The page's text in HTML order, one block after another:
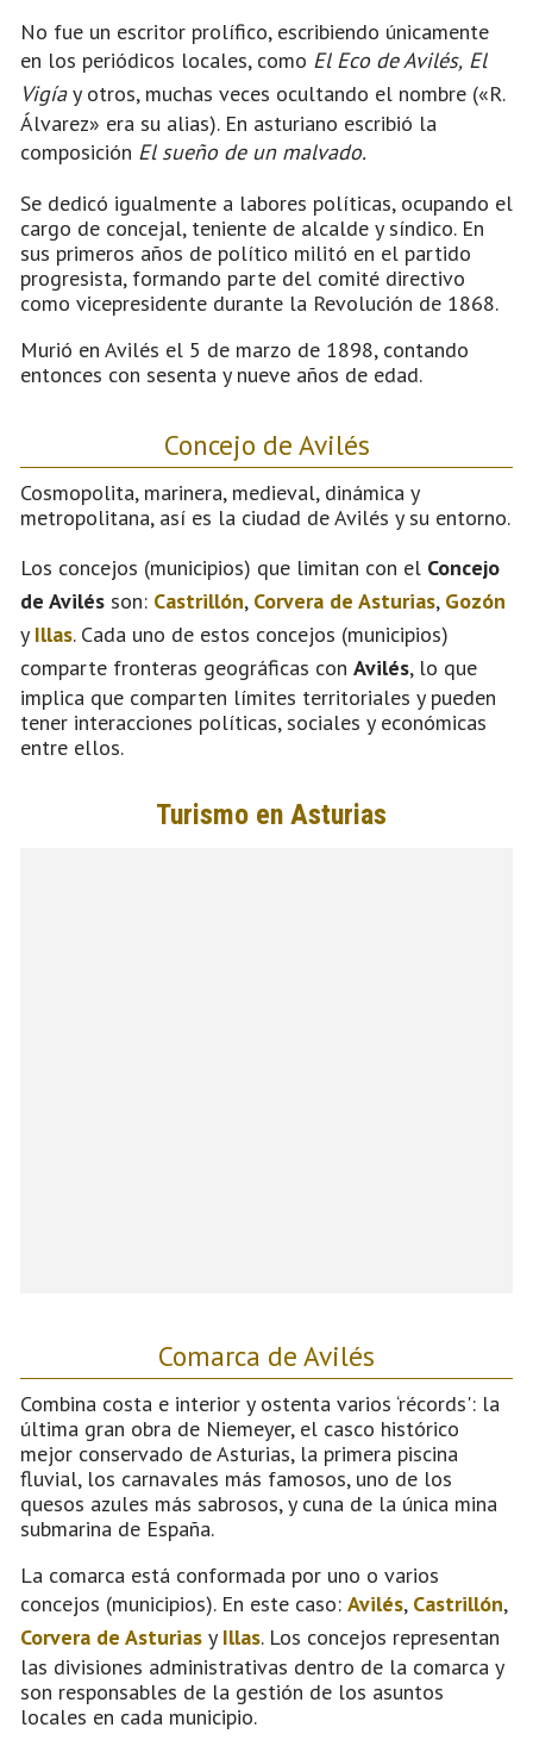
No fue un escritor prolífico, escribiendo únicamente
en los periódicos locales, como El Eco de Avilés, El
Vigíay otros, muchas veces ocultando el nombre («R.
Álvarez» era su alias). En asturiano escribió la
composición El sueño de un malvado.
Se dedicó igualmente a labores políticas, ocupando el
cargo de concejal, teniente de alcalde y síndico. En
sus primeros años de político militó en el partido
progresista, formando parte del comité directivo
como vicepresidente durante la Revolución de 1868.
Murió en Avilés el 5 de marzo de 1898, contando
entonces con sesenta y nueve años de edad.
Concejo de Avilés
Cosmopolita, marinera, medieval, dinámica y
metropolitana, así es la ciudad de Avilés y su entorno.
Los concejos (municipios) que limitan con el Concejo
de Avilés son: Castrillón, Corvera de Asturias, Gozón
y Illas. Cada uno de estos concejos (municipios)
comparte fronteras geográficas con Avilés, lo que
implica que comparten límites territoriales y pueden
tener interacciones políticas, sociales y económicas
entre ellos.
Comarca de Avilés
Combina costa e interior y ostenta varios ‘récords': la
última gran obra de Niemeyer, el casco histórico
mejor conservado de Asturias, la primera piscina
fluvial, los carnavales más famosos, uno de los
quesos azules más sabrosos, y cuna de la única mina
submarina de España.
La comarca está conformada por uno o varios
concejos (municipios). En este caso: Avilés, Castrillón,
Corvera de Asturias y Illas. Los concejos representan
las divisiones administrativas dentro de la comarca y
son responsables de la gestión de los asuntos
locales en cada municipio.